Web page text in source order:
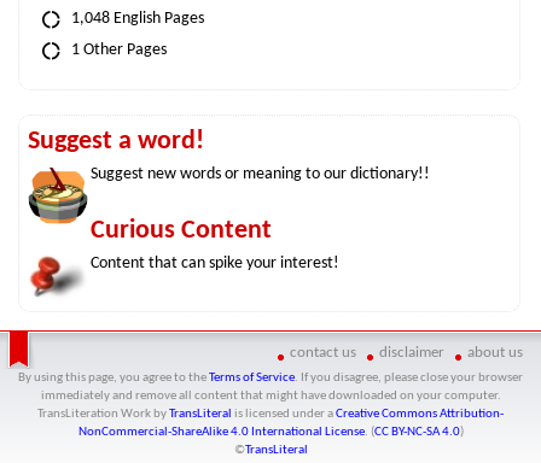
1,048 English Pages
1 Other Pages
Suggest a word!
Suggest new words or meaning to our dictionary!!
Curious Content
Content that can spike your interest!
contact us disclaimer about us
By using this page, you agree to the Terms of Service. If you disagree, please close your browser
immediately and remove all content that might have downloaded on your computer.
TransLiteration Workby TransLiteral is licensed under aCreative Commons Attribution-
NonCommercial-ShareAlike 4.0 International License. (CC BY-NC-SA 4.0)
©TransLiteral